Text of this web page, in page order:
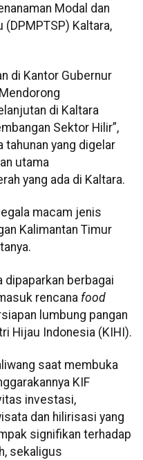
Modal dan
(DPMPTSP) Kaltara,
di Kantor Gubernur
di Kaltara
Sektor Hilir”,
tahunan yang digelar
utama
yang ada di Kaltara.
macam jenis
Kalimantan Timur
dipaparkan berbagai
rencana food
lumbung pangan
Hijau Indonesia (KIHI).
saat membuka
KIF
investasi,
dan hilirisasi yang
signifikan terhadap
sekaligus